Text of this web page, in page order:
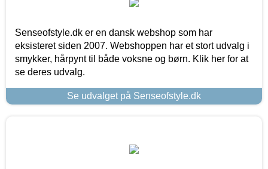
Senseofstyle.dk er en dansk webshop som har
eksisteret siden 2007. Webshoppen har et stort udvalg i
smykker, hårpynt til både voksne og børn. Klik her for at
se deres udvalg.
Se udvalget på Senseofstyle.dk